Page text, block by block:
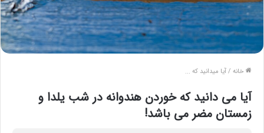
خانه /آیا میدانید که ...
آیا می دانید که خوردن هندوانه در شب یلدا و
زمستان مضر می باشد!